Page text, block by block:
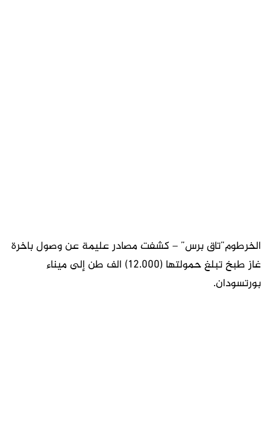
الخرطوم”تاق برس” – كشفت مصادر عليمة عن وصول باخرة
غاز طبخ تبلغ حمولتها (12.000) الف طن إلى ميناء
بورتسودان.